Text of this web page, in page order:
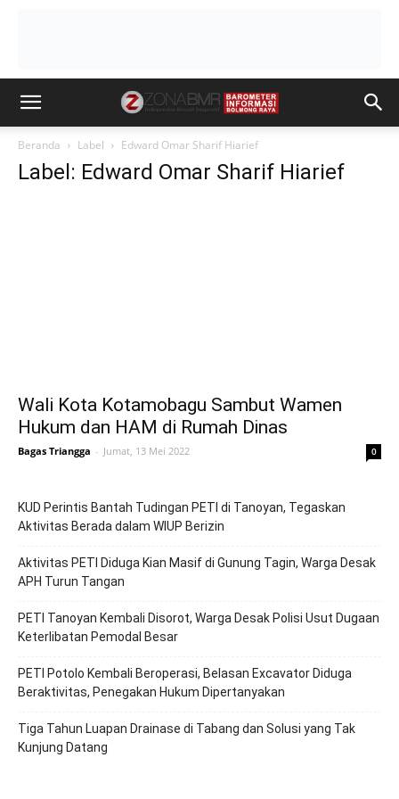
Beranda Label Edward Omar Sharif Hiarief
Label: Edward Omar Sharif Hiarief
Wali Kota Kotamobagu Sambut Wamen
Hukum dan HAM di Rumah Dinas
Bagas Triangga - Jumat, 13 Mei 2022 0
KUD Perintis Bantah Tudingan PETI di Tanoyan, Tegaskan
Aktivitas Berada dalam WIUP Berizin
Aktivitas PETI Diduga Kian Masif di Gunung Tagin, Warga Desak
APH Turun Tangan
PETI Tanoyan Kembali Disorot, Warga Desak Polisi Usut Dugaan
Keterlibatan Pemodal Besar
PETI Potolo Kembali Beroperasi, Belasan Excavator Diduga
Beraktivitas, Penegakan Hukum Dipertanyakan
Tiga Tahun Luapan Drainase di Tabang dan Solusi yang Tak
Kunjung Datang